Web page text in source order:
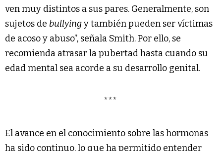
ven muy distintos a sus pares. Generalmente, son
sujetos de bullyingy también pueden ser víctimas
de acoso y abuso”, señala Smith. Por ello, se
recomienda atrasar la pubertad hasta cuando su
edad mental sea acorde a su desarrollo genital.
***
El avance en el conocimiento sobre las hormonas
ha sido continuo, lo que ha permitido entender